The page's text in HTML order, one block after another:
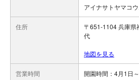
アイナサトヤマコ
住所
〒651-1104 兵庫県
代
地図を見る
営業時間
開園時間：4月1日